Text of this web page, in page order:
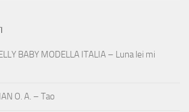
BABY MODELLA ITALIA – Luna lei mi
O. A. – Tao